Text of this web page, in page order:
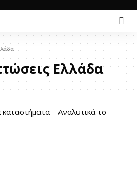
Ελλάδα